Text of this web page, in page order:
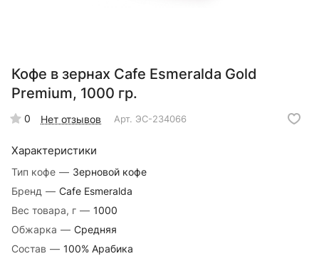
Кофе в зернах Cafe Esmeralda Gold
Premium, 1000 гр.
0 Нет отзывов Арт. ЭС-234066
Характеристики
Тип кофе — Зерновой кофе
Бренд — Cafe Esmeralda
Вес товара, г — 1000
Обжарка — Средняя
Состав — 100% Арабика